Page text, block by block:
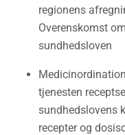
regionens
Overenskomst
sundhedsloven
tjenesten
sundhedslovens
recepter og